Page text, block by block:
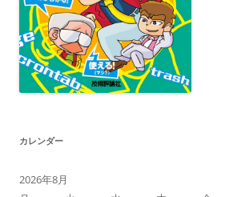
カレンダー
2026年8月